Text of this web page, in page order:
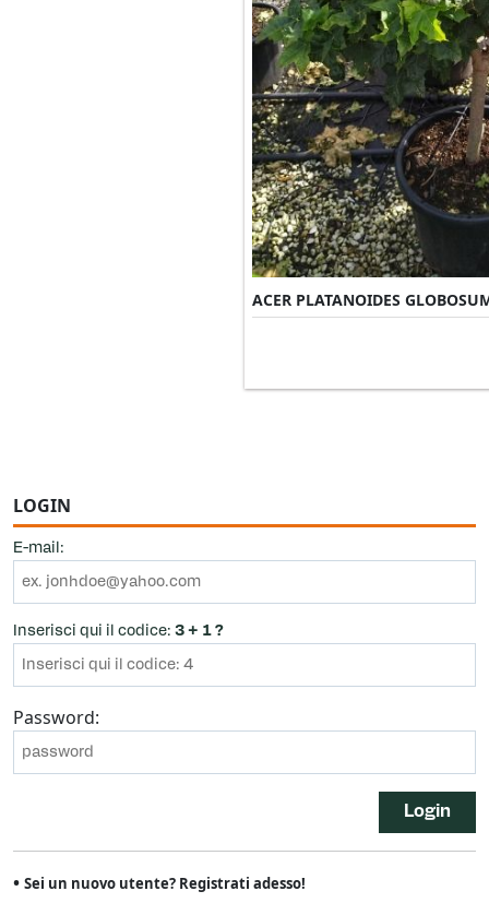
ACER PLATANOIDES
LOGIN
E-mail:
Inserisci qui il codice: 3 + 1 ?
Password:
Login
• Sei un nuovo utente? Registrati adesso!